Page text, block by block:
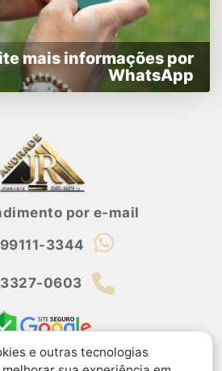
e outras tecnologias
mais informações por
WhatsApp
por e-mail
3344
0603